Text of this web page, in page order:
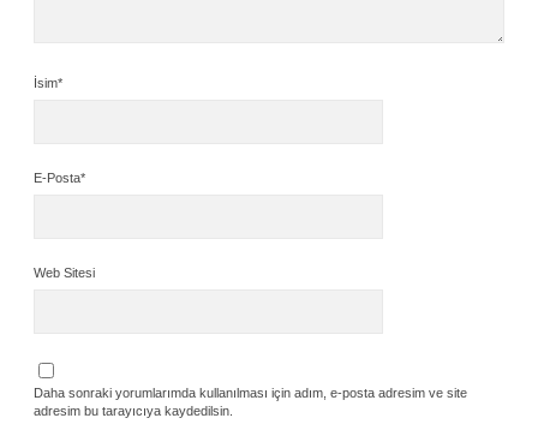
İsim*
E-Posta*
Web Sitesi
Daha sonraki yorumlarımda kullanılması için adım, e-posta adresim ve site
adresim bu tarayıcıya kaydedilsin.